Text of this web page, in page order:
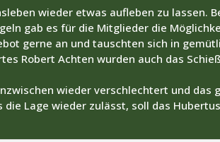
wieder etwas aufleben zu lassen.
gab es für die Mitglieder die
gerne an und tauschten sich in
Robert Achten wurden auch das
wieder verschlechtert und das
Lage wieder zulässt, soll das